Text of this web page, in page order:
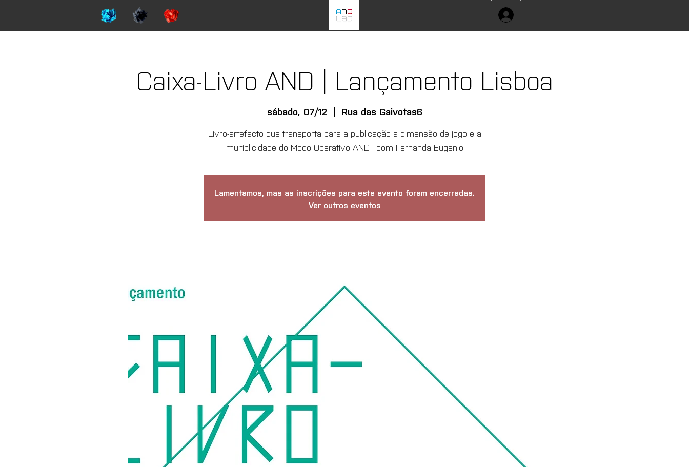
Caixa-Livro AND | Lançamento Lisboa
sábado, 07/12
  |
Rua das Gaivotas6
Livro-artefacto que transporta para a publicação a dimensão de jogo e a
multiplicidade do Modo Operativo AND | com Fernanda Eugenio
Lamentamos, mas as inscrições para este evento foram encerradas.
Ver outros eventos